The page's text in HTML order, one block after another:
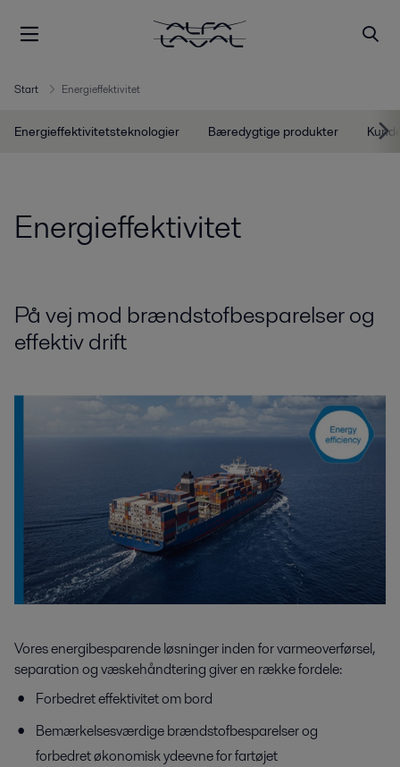
Start Energieffektivitet
Energieffektivitetsteknologier Bæredygtige produkter
Energieffektivitet
På vej mod brændstofbesparelserog
effektiv drift
Vores energibesparende løsninger inden for varmeoverførsel,
separation og væskehåndtering giver en række fordele:
Forbedreteffektivitetom bord
Bemærkelsesværdige brændstofbesparelser og
forbedret økonomisk ydeevne for fartøjet